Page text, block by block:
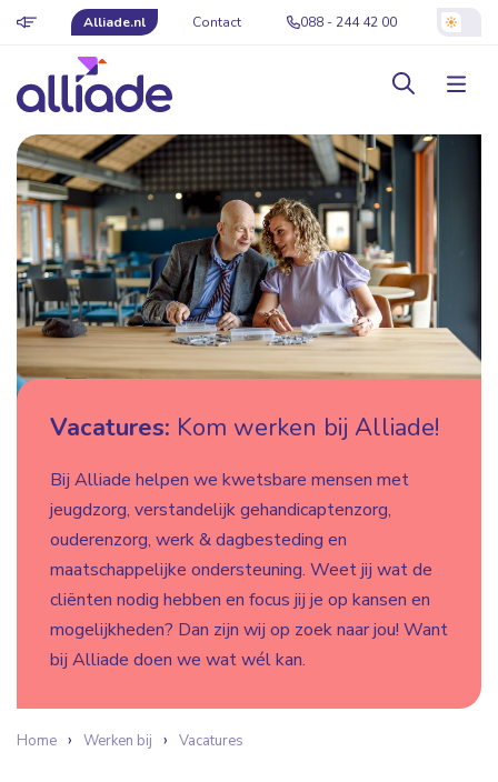
Alliade.nl Contact 088 - 244 42 00
Vacatures: Kom werken bij Alliade!
Bij Alliade helpen we kwetsbare mensen met
jeugdzorg, verstandelijk gehandicaptenzorg,
ouderenzorg, werk & dagbesteding en
maatschappelijke ondersteuning. Weet jij wat de
cliënten nodig hebben en focus jij je op kansen en
mogelijkheden? Dan zijn wij op zoek naar jou! Want
bij Alliade doen we wat wél kan.
Home Werken bij Vacatures